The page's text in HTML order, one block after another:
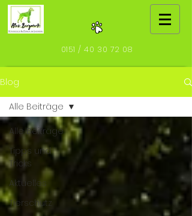
0151 /40 30 72 08
Blog
Alle Beiträge
Tipps und
Tricks
Aktuelles
Tierschutz
Alle Beiträge